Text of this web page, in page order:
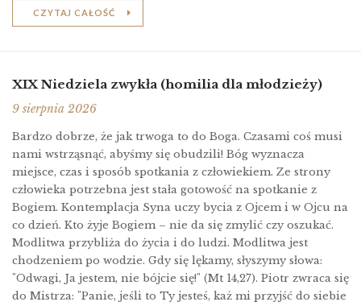
CZYTAJ CAŁOŚĆ
XIX Niedziela zwykła (homilia dla młodzieży)
9 sierpnia 2026
Bardzo dobrze, że jak trwoga to do Boga. Czasami coś musi
nami wstrząsnąć, abyśmy się obudzili! Bóg wyznacza
miejsce, czas i sposób spotkania z człowiekiem. Ze strony
człowieka potrzebna jest stała gotowość na spotkanie z
Bogiem. Kontemplacja Syna uczy bycia z Ojcem i w Ojcu na
co dzień. Kto żyje Bogiem – nie da się zmylić czy oszukać.
Modlitwa przybliża do życia i do ludzi. Modlitwa jest
chodzeniem po wodzie. Gdy się lękamy, słyszymy słowa:
"Odwagi, Ja jestem, nie bójcie się!" (Mt 14,27). Piotr zwraca się
do Mistrza: "Panie, jeśli to Ty jesteś, każ mi przyjść do siebie